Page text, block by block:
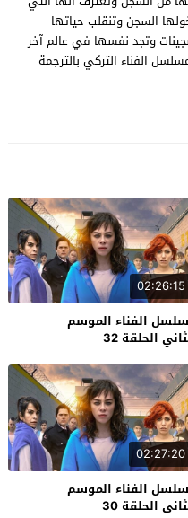
السجن وتنقلب حياتها
وتجد نفسها في عالم آخر
، شاهد الحلقة 20 من مسلسل الفناء التركي بالترجمة
02:26:15
الفناء الموسم
الحلقة 32
02:27:20
الفناء الموسم
الحلقة 30